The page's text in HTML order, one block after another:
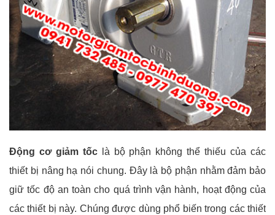
Động cơ giảm tốclà bộ phận không thể thiếu của các
thiết bị nâng hạ nói chung. Đây là bộ phận nhằm đảm bảo
giữ tốc độ an toàn cho quá trình vận hành, hoạt động của
các thiết bị này. Chúng được dùng phổ biến trong các thiết